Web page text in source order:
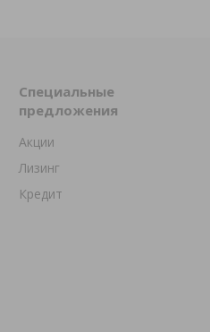
Специальные
предложения
Акции
Лизинг
Кредит